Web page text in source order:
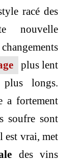
racé des
nouvelle
plus lent
longs.
a fortement
soufre sont
est vrai, met
des vins